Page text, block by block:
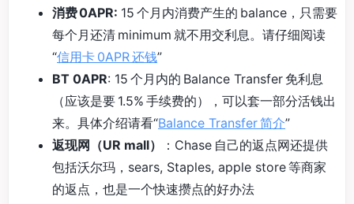
消费 0APR: 15 个月内消费产生的 balance，只需要
每个月还清 minimum 就不用交利息。请仔细阅读
“信用卡 0APR 还钱”
BT 0APR: 15 个月内的 Balance Transfer 免利息
（应该是要 1.5% 手续费的），可以套一部分活钱出
来。具体介绍请看“Balance Transfer 简介”
返现网（UR mall）
：Chase 自己的返点网还提供
包括沃尔玛，sears, Staples, apple store 等商家
的返点，也是一个快速攒点的好办法